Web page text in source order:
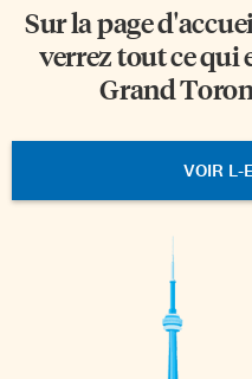
Sur la page
verrez tout ce qui
Grand
VOIR L-